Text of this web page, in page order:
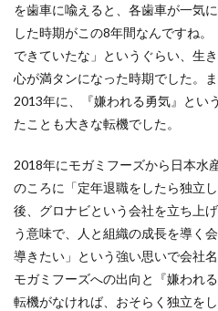
を歯車に喩えると、各歯車が一気
した時期がこの8年間なんですね
できていたな」というぐらい、生
心が満タンになった時期でした。
2013年に、『嫌われる勇気』とい
たことも大きな転機でした。
2018年にモガミフーズから日本水
のころに「定年退職をしたら独立
後、グロナビという会社を立ち上
う意味で、人と組織の成長を導く
導きたい」という強い思いで会社
モガミフーズへの出向と『嫌われ
転機がなければ、おそらく独立を